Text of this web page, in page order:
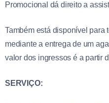
Promocional dá direito a
Também está disponível para
mediante a entrega de um
valor dos ingressos é a partir
SERVIÇO: